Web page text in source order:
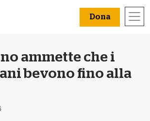
Dona
ammette che i
bevono fino alla